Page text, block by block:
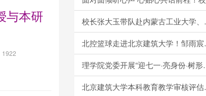
与本研
1922
校长张大玉带队赴内蒙古工业大学、内蒙古建筑职业技术大学调研交流
北控篮球走进北京建筑大学！邹雨宸、张帆与建大学子同台竞技
理学院党委开展“迎七一·亮身份·树形象·做表率”主题党日活动
北京建筑大学本科教育教学审核评估督导复查工作顺利完成